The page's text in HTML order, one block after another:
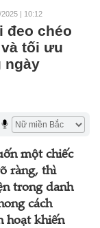
2025 | 10:12
đeo chéo
tối ưu
ngày
một chiếc
ràng, thì
trong danh
cách
hoạt khiến